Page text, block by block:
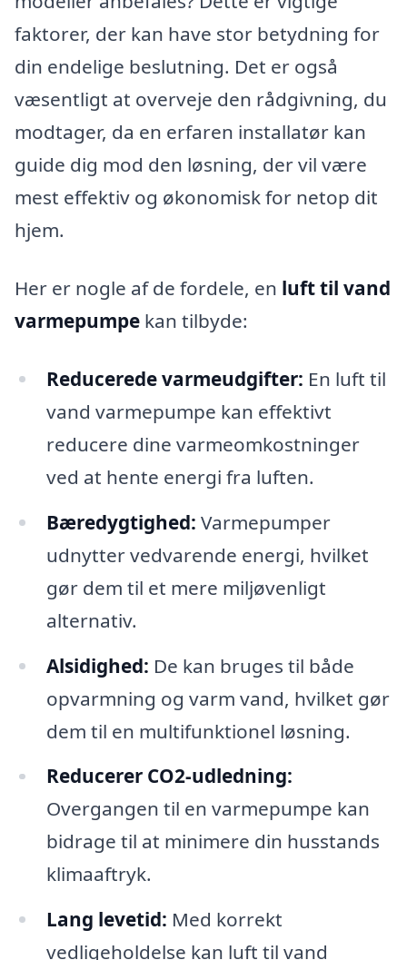
faktorer, der kan have stor betydning for
din endelige beslutning. Det er også
væsentligt at overveje den rådgivning, du
modtager, da en erfaren installatør kan
guide dig mod den løsning, der vil være
mest effektiv og økonomisk for netop dit
hjem.
Her er nogle af de fordele, en luft til vand
varmepumpe kan tilbyde:
Reducerede varmeudgifter: En luft til
vand varmepumpe kan effektivt
reducere dine varmeomkostninger
ved at hente energi fra luften.
Bæredygtighed: Varmepumper
udnytter vedvarende energi, hvilket
gør dem til et mere miljøvenligt
alternativ.
Alsidighed: De kan bruges til både
opvarmning og varm vand, hvilket gør
dem til en multifunktionel løsning.
Reducerer CO2-udledning:
Overgangen til en varmepumpe kan
bidrage til at minimere din husstands
klimaaftryk.
Lang levetid: Med korrekt
vedligeholdelse kan luft til vand